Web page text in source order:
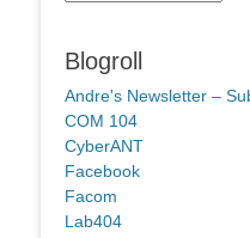
Blogroll
Andre's Newsletter –
COM 104
CyberANT
Facebook
Facom
Lab404